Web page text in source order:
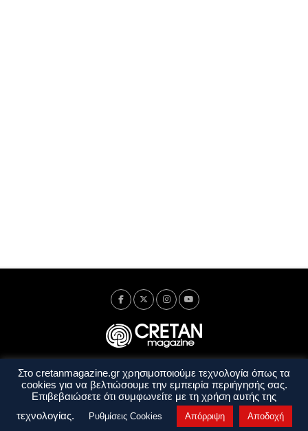
Ταυτότητα Πολιτική Απορρήτου
Όροι Χρήσης
Όροι και Προϋποθέσεις
Στο cretanmagazine.gr χρησιμοποιούμε τεχνολογία όπως τα
cookies για να βελτιώσουμε την εμπειρία περιήγησής σας.
Επιβεβαιώσετε ότι συμφωνείτε με τη χρήση αυτής της
τεχνολογίας.
Ρυθμίσεις Cookies Απόρριψη Αποδοχή